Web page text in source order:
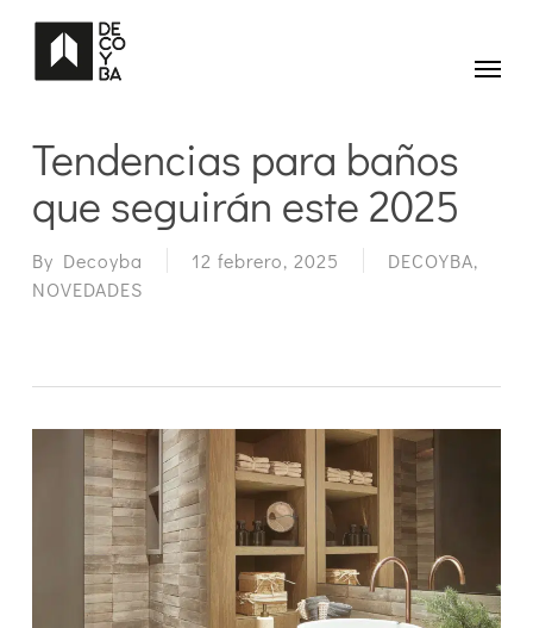
Menu
Tendencias para baños
que seguirán este 2025
By Decoyba 12 febrero, 2025 DECOYBA,
NOVEDADES